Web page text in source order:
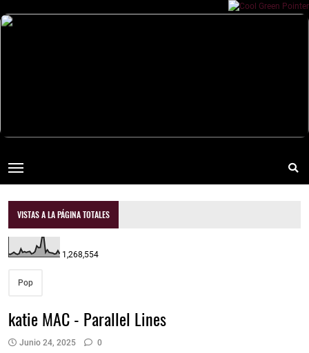
VISTAS A LA PÁGINA TOTALES
1,268,554
Pop
katie MAC - Parallel Lines
Junio 24, 2025 0